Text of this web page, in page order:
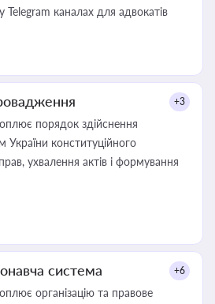
каналах для адвокатів
+3
порядок здійснення
України конституційного
ухвалення актів і формування
система +6
організацію та правове